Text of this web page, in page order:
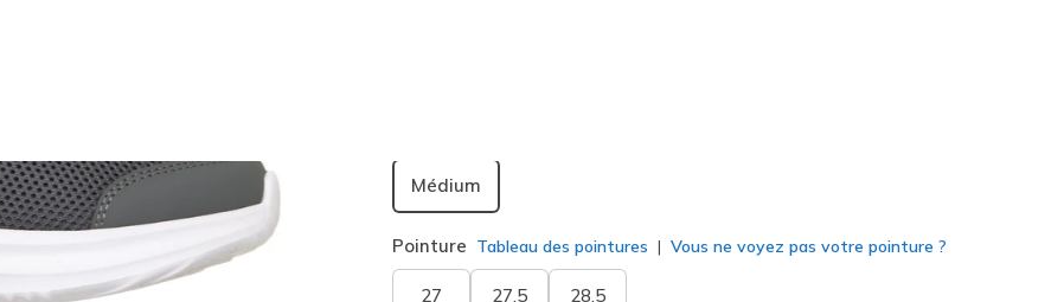
Médium
Pointure Tableau des pointures Vous ne voyez pas votre pointure ?
27 27.5 28.5